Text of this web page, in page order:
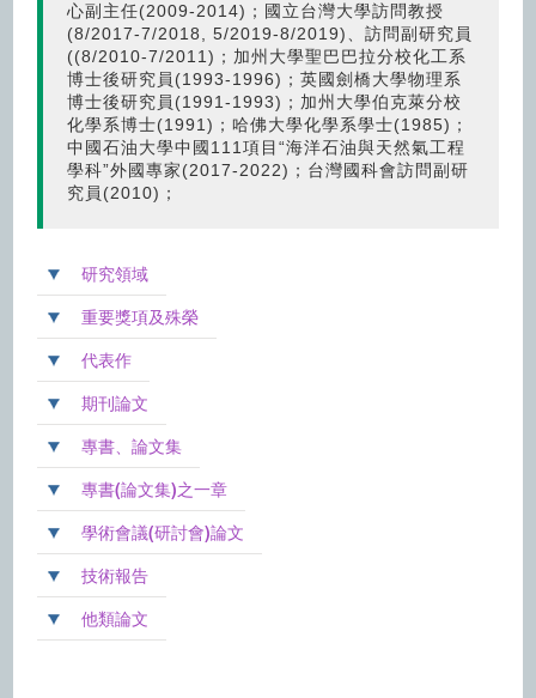
心副主任(2009-2014)；國立台灣大學訪問教授
(8/2017-7/2018, 5/2019-8/2019)、訪問副研究員
((8/2010-7/2011)；加州大學聖巴巴拉分校化工系
博士後研究員(1993-1996)；英國劍橋大學物理系
博士後研究員(1991-1993)；加州大學伯克萊分校
化學系博士(1991)；哈佛大學化學系學士(1985)；
中國石油大學中國111項目“海洋石油與天然氣工程
學科”外國專家(2017-2022)；台灣國科會訪問副研
究員(2010)；
研究領域
重要獎項及殊榮
代表作
期刊論文
專書、論文集
專書(論文集)之一章
學術會議(研討會)論文
技術報告
他類論文